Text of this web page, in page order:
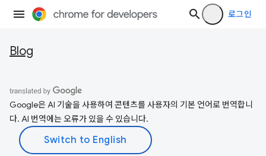
로그인
Blog
Google은 AI 기술을 사용하여 콘텐츠를 사용자의 기본 언어로 번역합니
다. AI 번역에는 오류가 있을 수 있습니다.